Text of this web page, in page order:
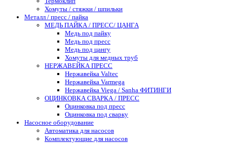
Хомуты / стяжки / шпильки
Металл / пресс / пайка
МЕДЬ ПАЙКА / ПРЕСС/ ЦАНГА
Медь под пайку
Медь под пресс
Медь под цангу
Хомуты для медных труб
НЕРЖАВЕЙКА ПРЕСС
Нержавейка Valtec
Нержавейка Varmega
Нержавейка Viega / Sanha ФИТИНГИ
ОЦИНКОВКА СВАРКА / ПРЕСС
Оцинковка под пресс
Оцинковка под сварку
Насосное оборудование
Автоматика для насосов
Комплектующие для насосов